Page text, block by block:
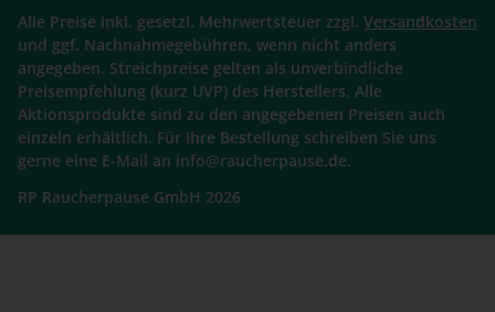
Alle Preise inkl. gesetzl. Mehrwertsteuer zzgl. Versandkosten
und ggf. Nachnahmegebühren, wenn nicht anders
angegeben. Streichpreise gelten als unverbindliche
Preisempfehlung (kurz UVP) des Herstellers. Alle
Aktionsprodukte sind zu den angegebenen Preisen auch
einzeln erhältlich. Für Ihre Bestellung schreiben Sie uns
gerne eine E-Mail an info@raucherpause.de.
RP Raucherpause GmbH 2026